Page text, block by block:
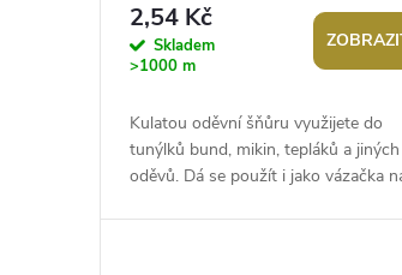
k
2,54 Kč
Skladem
>1000 m
Kulatou oděvní šňůru využijete do
tunýlků bund, mikin, tepláků a jiných
oděvů. Dá se použít i jako vázačka